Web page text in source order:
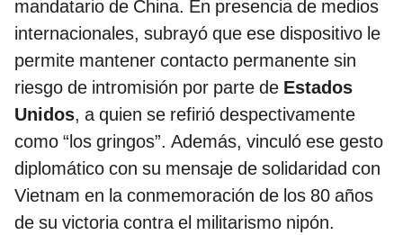
mandatario de China. En presencia de medios
internacionales, subrayó que ese dispositivo le
permite mantener contacto permanente sin
riesgo de intromisión por parte de Estados
Unidos, a quien se refirió despectivamente
como “los gringos”. Además, vinculó ese gesto
diplomático con su mensaje de solidaridad con
Vietnam en la conmemoración de los 80 años
de su victoria contra el militarismo nipón.